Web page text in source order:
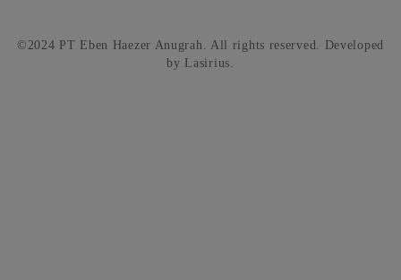
©2024 PT Eben Haezer Anugrah. All rights reserved. Developed
by Lasirius.